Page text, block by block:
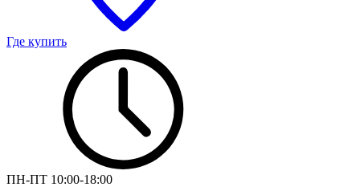
Где купить
ПН-ПТ 10:00-18:00